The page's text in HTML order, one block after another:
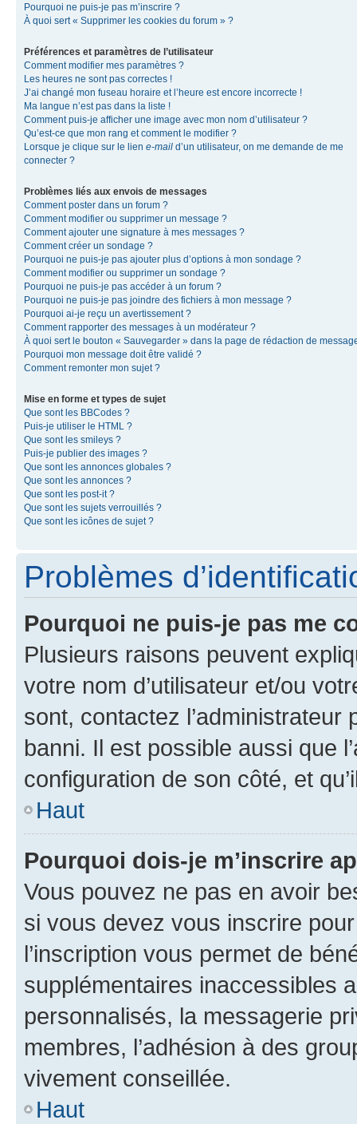
Pourquoi ne puis-je pas m’inscrire ?
À quoi sert « Supprimer les cookies du forum » ?
Préférences et paramètres de l’utilisateur
Comment modifier mes paramètres ?
Les heures ne sont pas correctes !
J’ai changé mon fuseau horaire et l’heure est encore incorrecte !
Ma langue n’est pas dans la liste !
Comment puis-je afficher une image avec mon nom d’utilisateur ?
Qu’est-ce que mon rang et comment le modifier ?
Lorsque je clique sur le lien e-mail d’un utilisateur, on me demande de me
connecter ?
Problèmes liés aux envois de messages
Comment poster dans un forum ?
Comment modifier ou supprimer un message ?
Comment ajouter une signature à mes messages ?
Comment créer un sondage ?
Pourquoi ne puis-je pas ajouter plus d’options à mon sondage ?
Comment modifier ou supprimer un sondage ?
Pourquoi ne puis-je pas accéder à un forum ?
Pourquoi ne puis-je pas joindre des fichiers à mon message ?
Pourquoi ai-je reçu un avertissement ?
Comment rapporter des messages à un modérateur ?
À quoi sert le bouton « Sauvegarder » dans la page de rédaction de
Pourquoi mon message doit être validé ?
Comment remonter mon sujet ?
Mise en forme et types de sujet
Que sont les BBCodes ?
Puis-je utiliser le HTML ?
Que sont les smileys ?
Puis-je publier des images ?
Que sont les annonces globales ?
Que sont les annonces ?
Que sont les post-it ?
Que sont les sujets verrouillés ?
Que sont les icônes de sujet ?
Problèmes
Pourquoi ne puis-je pas me
Plusieurs raisons peuvent
votre nom d’utilisateur et/ou
sont, contactez l’administrateur
banni. Il est possible aussi que
configuration de son côté, et
Haut
Pourquoi dois-je m’inscrire
Vous pouvez ne pas en avoir
si vous devez vous inscrire
l’inscription vous permet de
supplémentaires inaccessibles
personnalisés, la messagerie
membres, l’adhésion à des
vivement conseillée.
Haut